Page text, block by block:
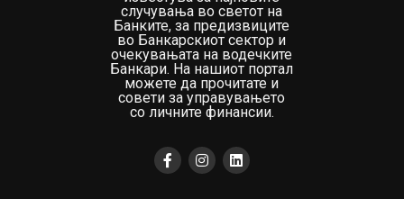
случувања во светот на
Банките, за предизвиците
во Банкарскиот сектор и
очекувањата на водечките
Банкари. На нашиот портал
можете да прочитате и
совети за управувањето
со личните финансии.